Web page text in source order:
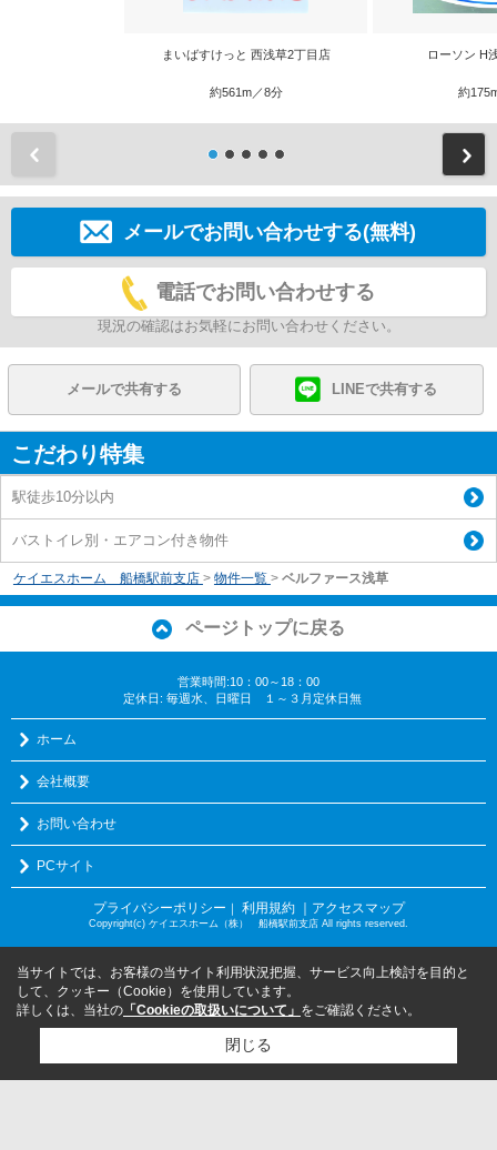
まいばすけっと 西浅草2丁目店
約561m／8分
ローソン H
約
メールでお問い合わせする(無料)
電話でお問い合わせする
現況の確認はお気軽にお問い合わせください。
メールで共有する LINEで共有する
こだわり特集
駅徒歩10分以内
バストイレ別・エアコン付き物件
ケイエスホーム 船橋駅前支店 > 物件一覧 > ベルファース浅草
ページトップに戻る
営業時間:10：00～18：00
定休日: 毎週水、日曜日 １～３月定休日無
ホーム
会社概要
お問い合わせ
PCサイト
プライバシーポリシー 利用規約 ｜アクセスマップ
Copyright(c) ケイエスホーム（株） 船橋駅前支店 All rights reserved.
当サイトでは、お客様の当サイト利用状況把握、サービス向上検討を目的と
して、クッキー（Cookie）を使用しています。
詳しくは、当社の 「Cookieの取扱いについて」 をご確認ください。
閉じる